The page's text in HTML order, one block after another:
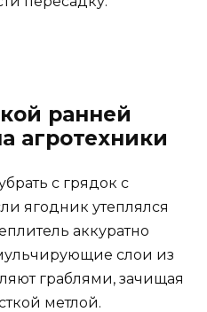
ранней
агротехники
с грядок с
ягодник утеплялся
аккуратно
слои из
граблями, зачищая
метлой.